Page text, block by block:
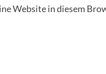
Website in diesem